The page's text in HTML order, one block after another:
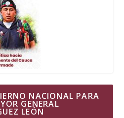
NACIONAL PARA
GENERAL
LEÓN